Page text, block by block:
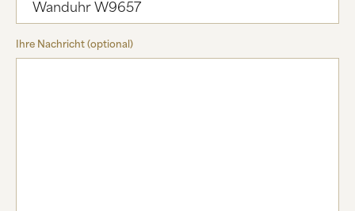
Ihre Nachricht (optional)